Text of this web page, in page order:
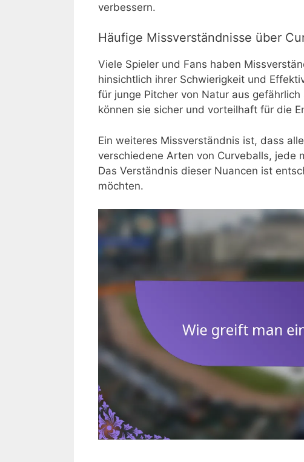
verbessern.
Häufige Missverständnisse über
Viele Spieler und Fans haben
hinsichtlich ihrer Schwierigkeit und
für junge Pitcher von Natur aus
können sie sicher und vorteilhaft für die
Ein weiteres Missverständnis ist, dass
verschiedene Arten von Curveballs, jede
Das Verständnis dieser Nuancen ist
möchten.